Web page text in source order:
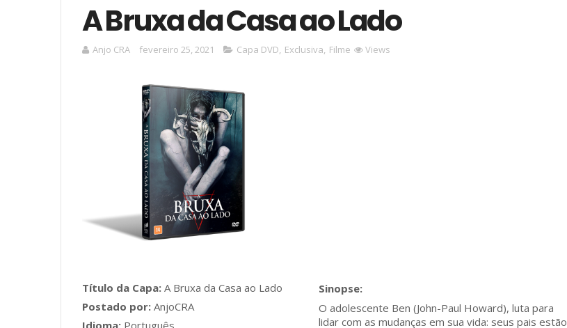
A Bruxa da Casa ao Lado
Anjo CRA fevereiro 25, 2021 Capa DVD, Exclusiva, Filme Views
Título da Capa: A Bruxa da Casa ao Lado
Postado por: AnjoCRA
Idioma: Português
O adolescente Ben (John-Paul Howard), luta para
lidar com as mudanças em sua vida: seus pais estão